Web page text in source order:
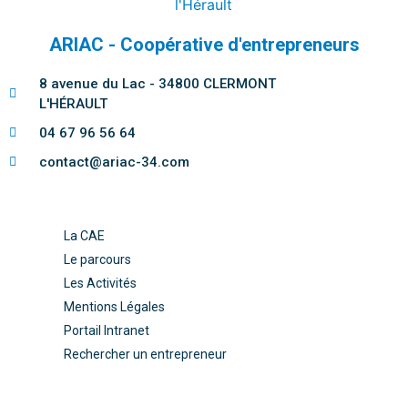
ARIAC - Coopérative d'entrepreneurs
8 avenue du Lac - 34800 CLERMONT
L'HÉRAULT
04 67 96 56 64
contact@ariac-34.com
La CAE
Le parcours
Les Activités
Mentions Légales
Portail Intranet
Rechercher un entrepreneur